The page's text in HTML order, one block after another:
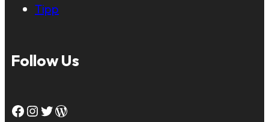
Tipp
Follow Us
Facebook Instagram Twitter WordPress